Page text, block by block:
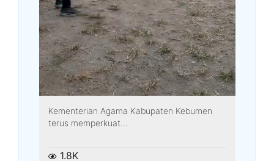
Kementerian Agama Kabupaten Kebumen
terus memperkuat...
1.8K